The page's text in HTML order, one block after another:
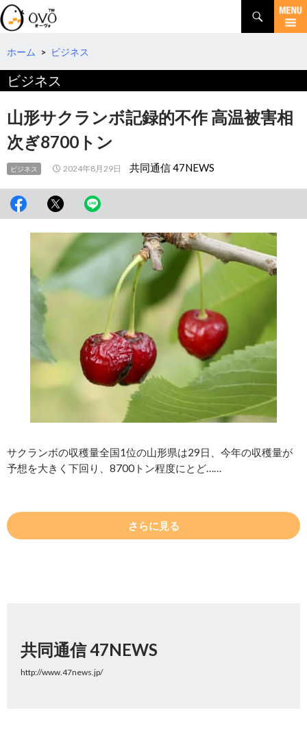
検
索
コ
テ
へ
動
ホーム > ビジネス
ビジネス
山形サクランボ記録的不作 高温被害相
次ぎ8700トン
ビジネス 2024年8月29日 共同通信 47NEWS
サクランボの収穫量全国1位の山形県は29日、今年の収穫量が
予想を大きく下回り、8700トン程度にとど……
さらに見る
共同通信 47NEWS
http://www.47news.jp/